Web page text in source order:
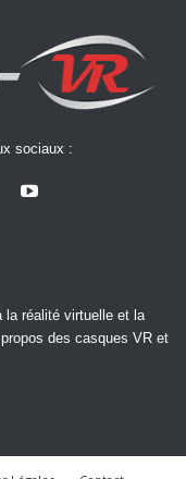
sociaux :
la réalité virtuelle et la
des casques VR et